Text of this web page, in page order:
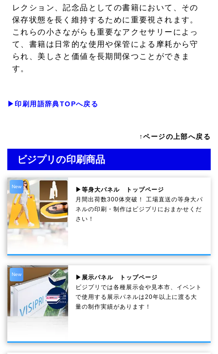
レクション、記念品としての書籍において、その
保存状態を長く維持するために重要視されます。
これらの小さながらも重要なアクセサリーによっ
て、書籍は日常的な使用や保管による摩耗から守
られ、美しさと価値を長期間保つことができま
す。
▶印刷用語辞典TOPへ戻る
↑ページの上部へ戻る
ビジプリの印刷商品
New
▶等身大パネル トップページ
月間出荷数300体突破！ 工場直送の等身大パ
ネルの印刷・制作は ビジプリ におまかせくだ
さい！
New
▶展示パネル トップページ
ビジプリでは各種展示会や見本市、イベント
で使用する展示パネルは20年以上に渡る大
量の制作実績があります！